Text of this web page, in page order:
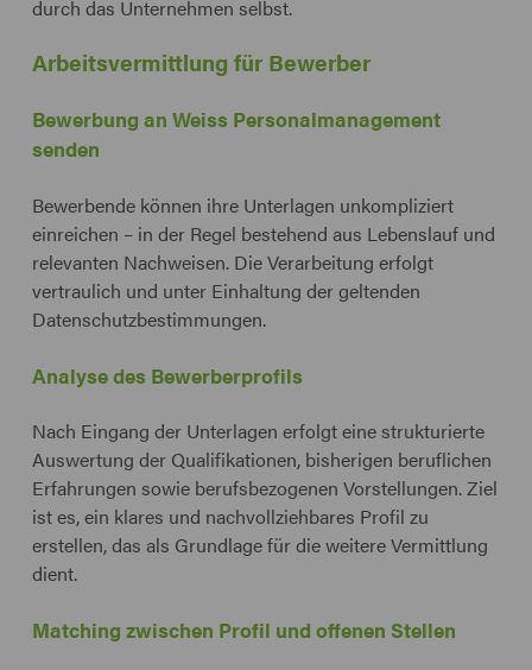
durch das Unternehmen selbst.
Arbeitsvermittlung für Bewerber
Bewerbung an Weiss Personalmanagement
senden
Bewerbende können ihre Unterlagen unkompliziert
einreichen – in der Regel bestehend aus Lebenslauf und
relevanten Nachweisen. Die Verarbeitung erfolgt
vertraulich und unter Einhaltung der geltenden
Datenschutzbestimmungen.
Analyse des Bewerberprofils
Nach Eingang der Unterlagen erfolgt eine strukturierte
Auswertung der Qualifikationen, bisherigen beruflichen
Erfahrungen sowie berufsbezogenen Vorstellungen. Ziel
ist es, ein klares und nachvollziehbares Profil zu
erstellen, das als Grundlage für die weitere Vermittlung
dient.
Matching zwischen Profil und offenen Stellen